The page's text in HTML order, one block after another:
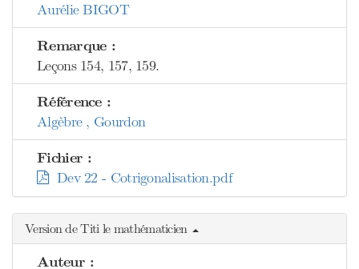
Aurélie BIGOT
Remarque :
Leçons 154, 157, 159.
Référence :
Algèbre , Gourdon
Fichier :
Dev 22 - Cotrigonalisation.pdf
Version de Titi le mathématicien
Auteur :